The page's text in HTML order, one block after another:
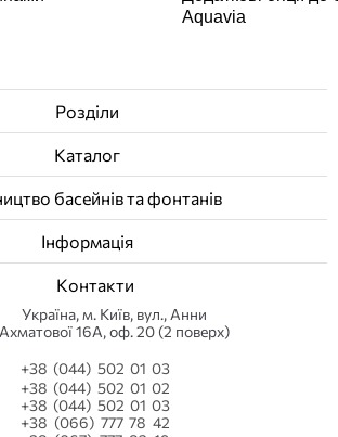
Aquavia
Розділи
Каталог
басейнів та фонтанів
Інформація
Контакти
Українa, м. Київ, вул., Анни
Ахматової 16А, оф. 20 (2 поверх)
+38 (044) 502 01 03
+38 (044) 502 01 02
+38 (044) 502 01 03
+38 (066) 777 78 42